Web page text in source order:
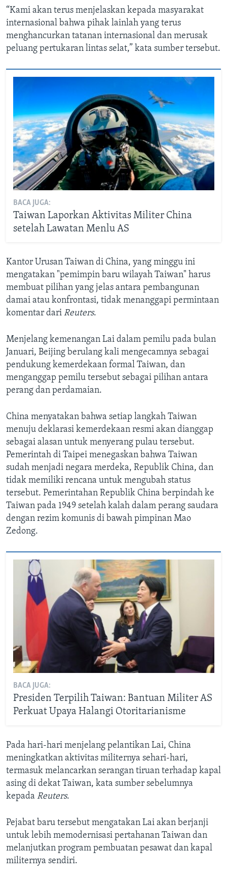
“Kami akan terus menjelaskan kepada masyarakat
internasional bahwa pihak lainlah yang terus
menghancurkan tatanan internasional dan merusak
peluang pertukaran lintas selat,” kata sumber tersebut.
BACA JUGA:
Taiwan Laporkan Aktivitas Militer China
setelah Lawatan Menlu AS
Kantor Urusan Taiwan di China, yang minggu ini
mengatakan "pemimpin baru wilayah Taiwan" harus
membuat pilihan yang jelas antara pembangunan
damai atau konfrontasi, tidak menanggapi permintaan
komentar dari Reuters.
Menjelang kemenangan Lai dalam pemilu pada bulan
Januari, Beijing berulang kali mengecamnya sebagai
pendukung kemerdekaan formal Taiwan, dan
menganggap pemilu tersebut sebagai pilihan antara
perang dan perdamaian.
China menyatakan bahwa setiap langkah Taiwan
menuju deklarasi kemerdekaan resmi akan dianggap
sebagai alasan untuk menyerang pulau tersebut.
Pemerintah di Taipei menegaskan bahwa Taiwan
sudah menjadi negara merdeka, Republik China, dan
tidak memiliki rencana untuk mengubah status
tersebut. Pemerintahan Republik China berpindah ke
Taiwan pada 1949 setelah kalah dalam perang saudara
dengan rezim komunis di bawah pimpinan Mao
Zedong.
BACA JUGA:
Presiden Terpilih Taiwan: Bantuan Militer AS
Perkuat Upaya Halangi Otoritarianisme
Pada hari-hari menjelang pelantikan Lai, China
meningkatkan aktivitas militernya sehari-hari,
termasuk melancarkan serangan tiruan terhadap kapal
asing di dekat Taiwan, kata sumber sebelumnya
kepada Reuters.
Pejabat baru tersebut mengatakan Lai akan berjanji
untuk lebih memodernisasi pertahanan Taiwan dan
melanjutkan program pembuatan pesawat dan kapal
militernya sendiri.